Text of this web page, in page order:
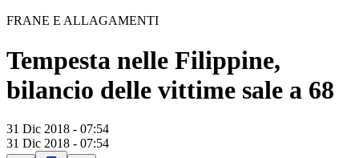
FRANE E ALLAGAMENTI
Tempesta nelle Filippine,
bilancio delle vittime sale a 68
31 Dic 2018 - 07:54
31 Dic 2018 - 07:54